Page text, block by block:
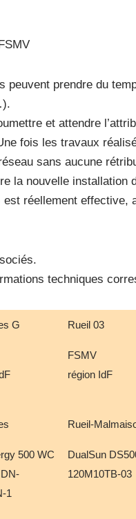
peuvent prendre du
et attendre
fois les travaux
sans aucune
la nouvelle installation
est réellement effective,
techniques
G Rueil 03
FSMV
région IdF
Rueil-
500 WC
1
DualSun
120M10TB-03